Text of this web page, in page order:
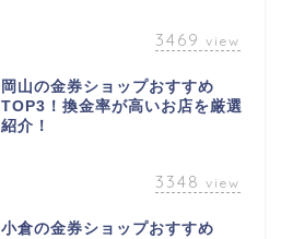
3469 view
岡山の金券ショップおすすめ
TOP3！換金率が高いお店を厳選
紹介！
3348 view
小倉の金券ショップおすすめ